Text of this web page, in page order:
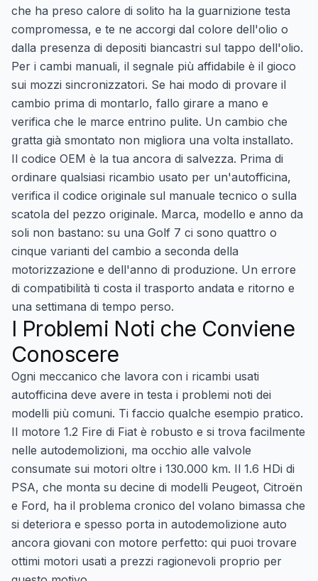
che ha preso calore di solito ha la guarnizione testa
compromessa, e te ne accorgi dal colore dell'olio o
dalla presenza di depositi biancastri sul tappo dell'olio.
Per i cambi manuali, il segnale più affidabile è il gioco
sui mozzi sincronizzatori. Se hai modo di provare il
cambio prima di montarlo, fallo girare a mano e
verifica che le marce entrino pulite. Un cambio che
gratta già smontato non migliora una volta installato.
Il codice OEM è la tua ancora di salvezza. Prima di
ordinare qualsiasi ricambio usato per un'autofficina,
verifica il codice originale sul manuale tecnico o sulla
scatola del pezzo originale. Marca, modello e anno da
soli non bastano: su una Golf 7 ci sono quattro o
cinque varianti del cambio a seconda della
motorizzazione e dell'anno di produzione. Un errore
di compatibilità ti costa il trasporto andata e ritorno e
una settimana di tempo perso.
I Problemi Noti che Conviene
Conoscere
Ogni meccanico che lavora con i ricambi usati
autofficina deve avere in testa i problemi noti dei
modelli più comuni. Ti faccio qualche esempio pratico.
Il motore 1.2 Fire di Fiat è robusto e si trova facilmente
nelle autodemolizioni, ma occhio alle valvole
consumate sui motori oltre i 130.000 km. Il 1.6 HDi di
PSA, che monta su decine di modelli Peugeot, Citroën
e Ford, ha il problema cronico del volano bimassa che
si deteriora e spesso porta in autodemolizione auto
ancora giovani con motore perfetto: qui puoi trovare
ottimi motori usati a prezzi ragionevoli proprio per